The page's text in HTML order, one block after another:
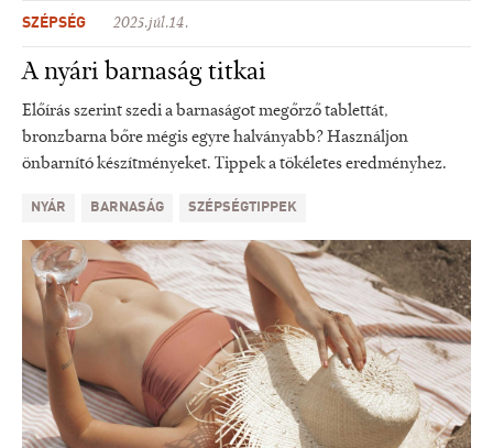
SZÉPSÉG 2025.júl.14.
A nyári barnaság titkai
Előírás szerint szedi a barnaságot megőrző tablettát,
bronzbarna bőre mégis egyre halványabb? Használjon
önbarnító készítményeket. Tippek a tökéletes eredményhez.
NYÁR BARNASÁG SZÉPSÉGTIPPEK